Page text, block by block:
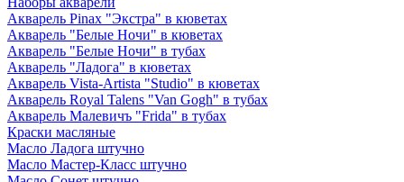
Акварель Pinax "Экстра" в кюветах
Акварель "Белые Ночи" в кюветах
Акварель "Белые Ночи" в тубах
Акварель "Ладога" в кюветах
Акварель Vista-Artista "Studio" в кюветах
Акварель Royal Talens "Van Gogh" в тубах
Акварель Малевичъ "Frida" в тубах
Краски масляные
Масло Ладога штучно
Масло Мастер-Класс штучно